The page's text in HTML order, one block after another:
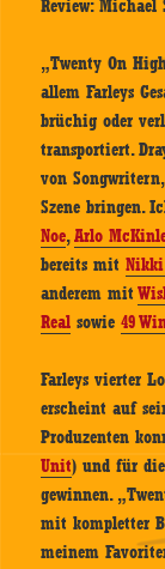
Review: Michael
„Twenty On
allem Farleys
brüchig oder
transportiert.
von
Szene bringen.
Noe,Arlo
bereits mit
anderem mit
Real sowie49
Farleys vierter
erscheint auf
Produzenten
Unit) und für
gewinnen.
mit kompletter
meinem